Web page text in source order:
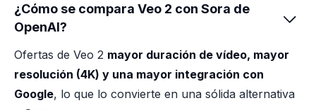
¿Cómo se compara Veo 2 con Sora de
OpenAI?

Ofertas de Veo 2 mayor duración de vídeo, mayor
resolución (4K) y una mayor integración con
Google, lo que lo convierte en una sólida alternativa